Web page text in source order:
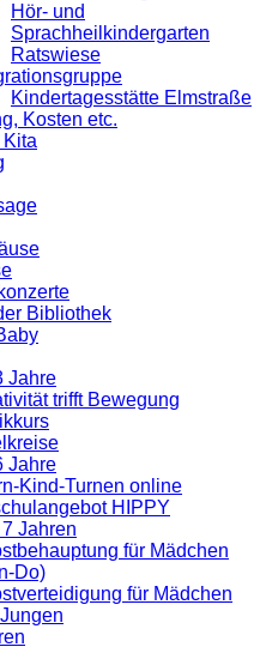
Hör- und
Sprachheilkindergarten
Ratswiese
Kindertagesstätte Elmstraße
Kosten etc.
Kita
Bibliothek
Jahre
trifft Bewegung
Jahre
Kind-Turnen online
HIPPY
Jahren
für Mädchen
Do)
für Mädchen